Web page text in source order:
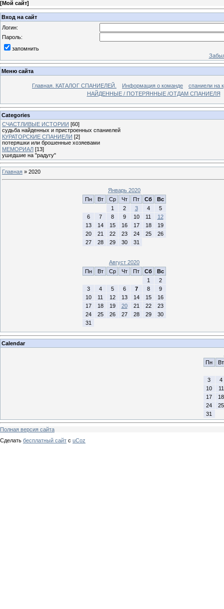
[Мой сайт]
Вход на сайт
Логин:
Пароль:
запомнить
Меню сайта
Главная. КАТАЛОГ СПАНИЕЛЕЙ. Информация о команде
спаниели на
НАЙДЕННЫЕ / ПОТЕРЯННЫЕ /ОТДАМ СПАНИЕЛЯ
Categories
СЧАСТЛИВЫЕ ИСТОРИИ [60]
судьба найденных и пристроенных спаниелей
КУРАТОРСКИЕ СПАНИЕЛИ [2]
потеряшки или брошенные хозяевами
МЕМОРИАЛ [13]
ушедшие на "радугу"
Главная » 2020
Январь 2020
Пн
Вт Ср Чт Пт Сб
Вс
1
2 3 4
5
6
7 8 9 10 11
12
13
14 15 16 17 18
19
20
21 22 23 24 25
26
27
28 29 30 31
Август 2020
Пн
Вт Ср Чт Пт Сб
Вс
1
2
3
4 5 6 7 8
9
10
11 12 13 14 15
16
17
18 19 20 21 22
23
24
25 26 27 28 29
30
31
Calendar
Пн
Вт
3
4
10
11
17
18
24
25
31
Полная версия сайта
Сделать бесплатный сайт с uCoz